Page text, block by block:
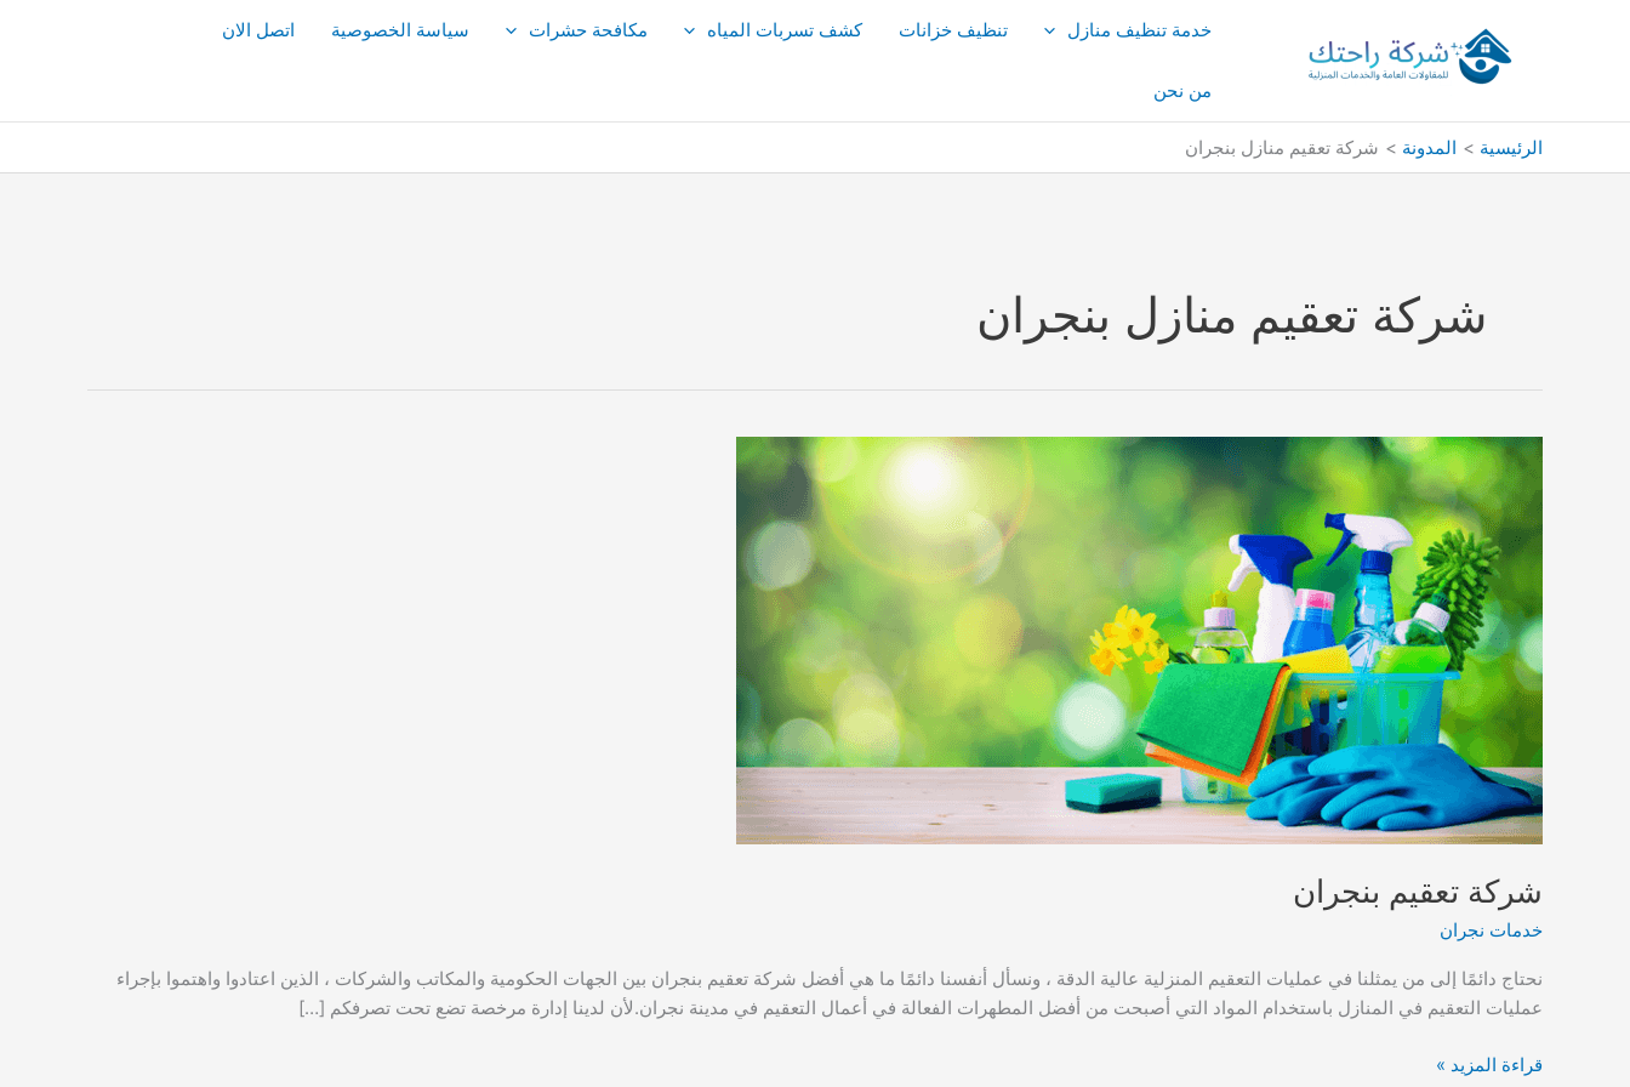
خدمة تنظيف منازل تنظيف خزانات كشف تسربات المياه مكافحة حشرات سياسة الخصوصية اتصل الان
من نحن
الرئيسية المدونة شركة تعقيم منازل بنجران
شركة تعقيم منازل بنجران
شركة تعقيم بنجران
خدمات نجران
نحتاج دائمًا إلى من يمثلنا في عمليات التعقيم المنزلية عالية الدقة ، ونسأل أنفسنا دائمًا ما هي أفضل شركة تعقيم بنجران بين الجهات الحكومية والمكاتب والشركات ، الذين اعتادوا واهتموا بإجراء
عمليات التعقيم في المنازل باستخدام المواد التي أصبحت من أفضل المطهرات الفعالة في أعمال التعقيم في مدينة نجران.لأن لدينا إدارة مرخصة تضع تحت تصرفكم […]
شركة
قراءة المزيد »